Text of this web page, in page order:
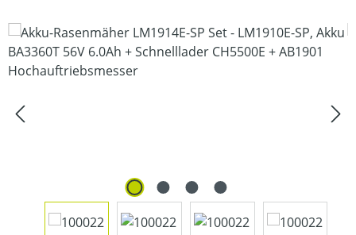
Bildergalerie überspringen